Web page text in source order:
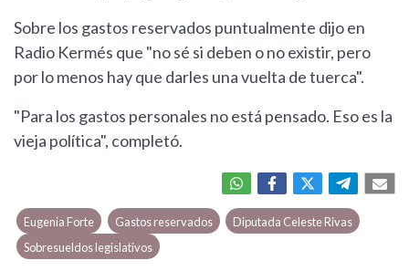
Sobre los gastos reservados puntualmente dijo en
Radio Kermés que "no sé si deben o no existir, pero
por lo menos hay que darles una vuelta de tuerca".
"Para los gastos personales no está pensado. Eso es la
vieja política", completó.
Eugenia Forte Gastos reservados
Diputada Celeste Rivas
Sobresueldos legislativos